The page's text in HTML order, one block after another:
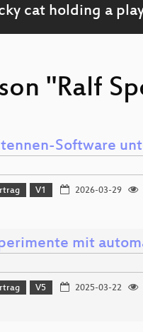
"Ralf
Software
V1 2026-03-29
mit
V5 2025-03-22